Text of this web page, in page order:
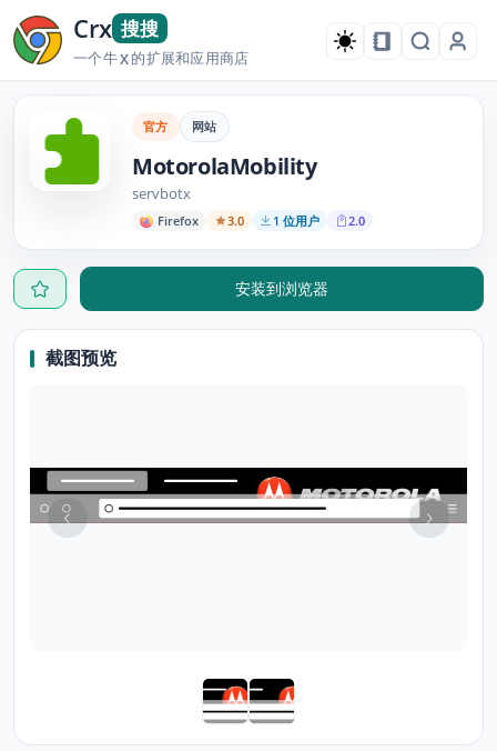
Crx 搜搜
一个牛X的扩展和应用商店
官方 网站
MotorolaMobility
servbotx
Firefox 3.0 1 位用户 2.0
安装到浏览器
截图预览